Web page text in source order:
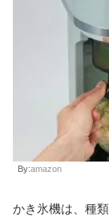
By:amazon
かき氷機は、種